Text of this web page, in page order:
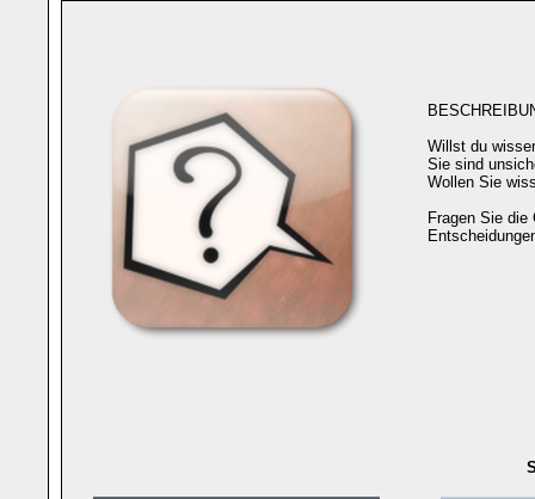
Willst du
Sie sind
Wollen Sie
Fragen Sie